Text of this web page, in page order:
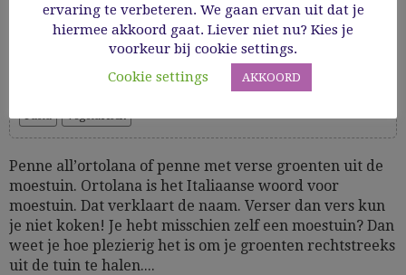
Penne all’ortolana
Cooking Time: 25
Huis, tuin & dier
Mediterraan
Pasta
vegetarisch
Penne all’ortolana of penne met verse groenten uit de
moestuin. Ortolana is het Italiaanse woord voor
moestuin. Dat verklaart de naam. Verser dan vers kun
je niet koken! Je hebt misschien zelf een moestuin? Dan
weet je hoe plezierig het is om je groenten rechtstreeks
uit de tuin te halen....
ervaring te verbeteren. We gaan ervan uit dat je
hiermee akkoord gaat. Liever niet nu? Kies je
voorkeur bij cookie settings.
Cookie settings
AKKOORD